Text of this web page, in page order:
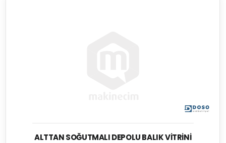
ALTTAN SOĞUTMALI DEPOLU BALIK VITRINI